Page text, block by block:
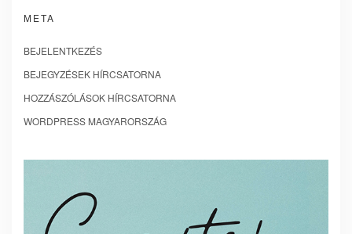
META
BEJELENTKEZÉS
BEJEGYZÉSEK HÍRCSATORNA
HOZZÁSZÓLÁSOK HÍRCSATORNA
WORDPRESS MAGYARORSZÁG